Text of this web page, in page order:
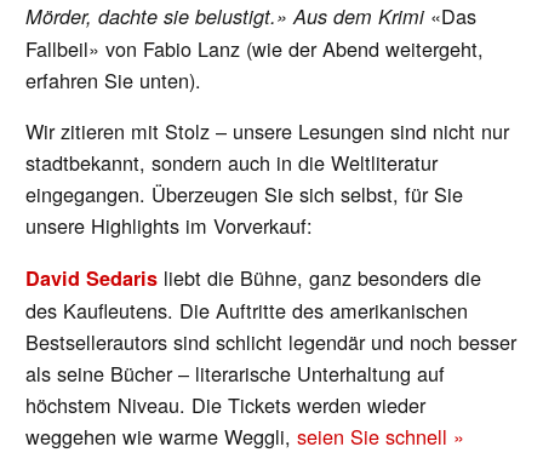
Mörder, dachte sie belustigt.» Aus dem Krimi «Das
Fallbeil» von Fabio Lanz (wie der Abend weitergeht,
erfahren Sie unten).
Wir zitieren mit Stolz – unsere Lesungen sind nicht nur
stadtbekannt, sondern auch in die Weltliteratur
eingegangen. Überzeugen Sie sich selbst, für Sie
unsere Highlights im Vorverkauf:
David Sedaris liebt die Bühne, ganz besonders die
des Kaufleutens. Die Auftritte des amerikanischen
Bestsellerautors sind schlicht legendär und noch besser
als seine Bücher – literarische Unterhaltung auf
höchstem Niveau. Die Tickets werden wieder
weggehen wie warme Weggli,seien Sie schnell »